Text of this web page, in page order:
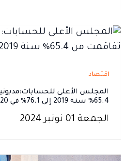
اقتصاد
المجلس الأعلى
65.4% سنة 2019 إلى 76.1% في 2020
الجمعة 01 نونبر 2024